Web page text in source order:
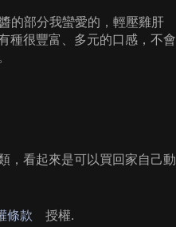
的部分我蠻愛的，輕壓雞肝
種很豐富、多元的口感，不會
，看起來是可以買回家自己動
條款
授權.